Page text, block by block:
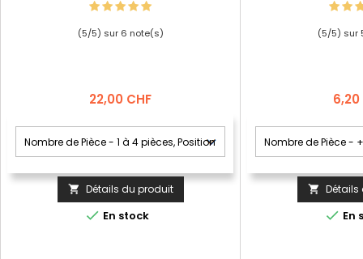
(5/5) sur 6 note(s)
Prix
22,00 CHF
 Détails du produit
 En stock
(5/5) sur
Prix
6,20
 Détails
 En